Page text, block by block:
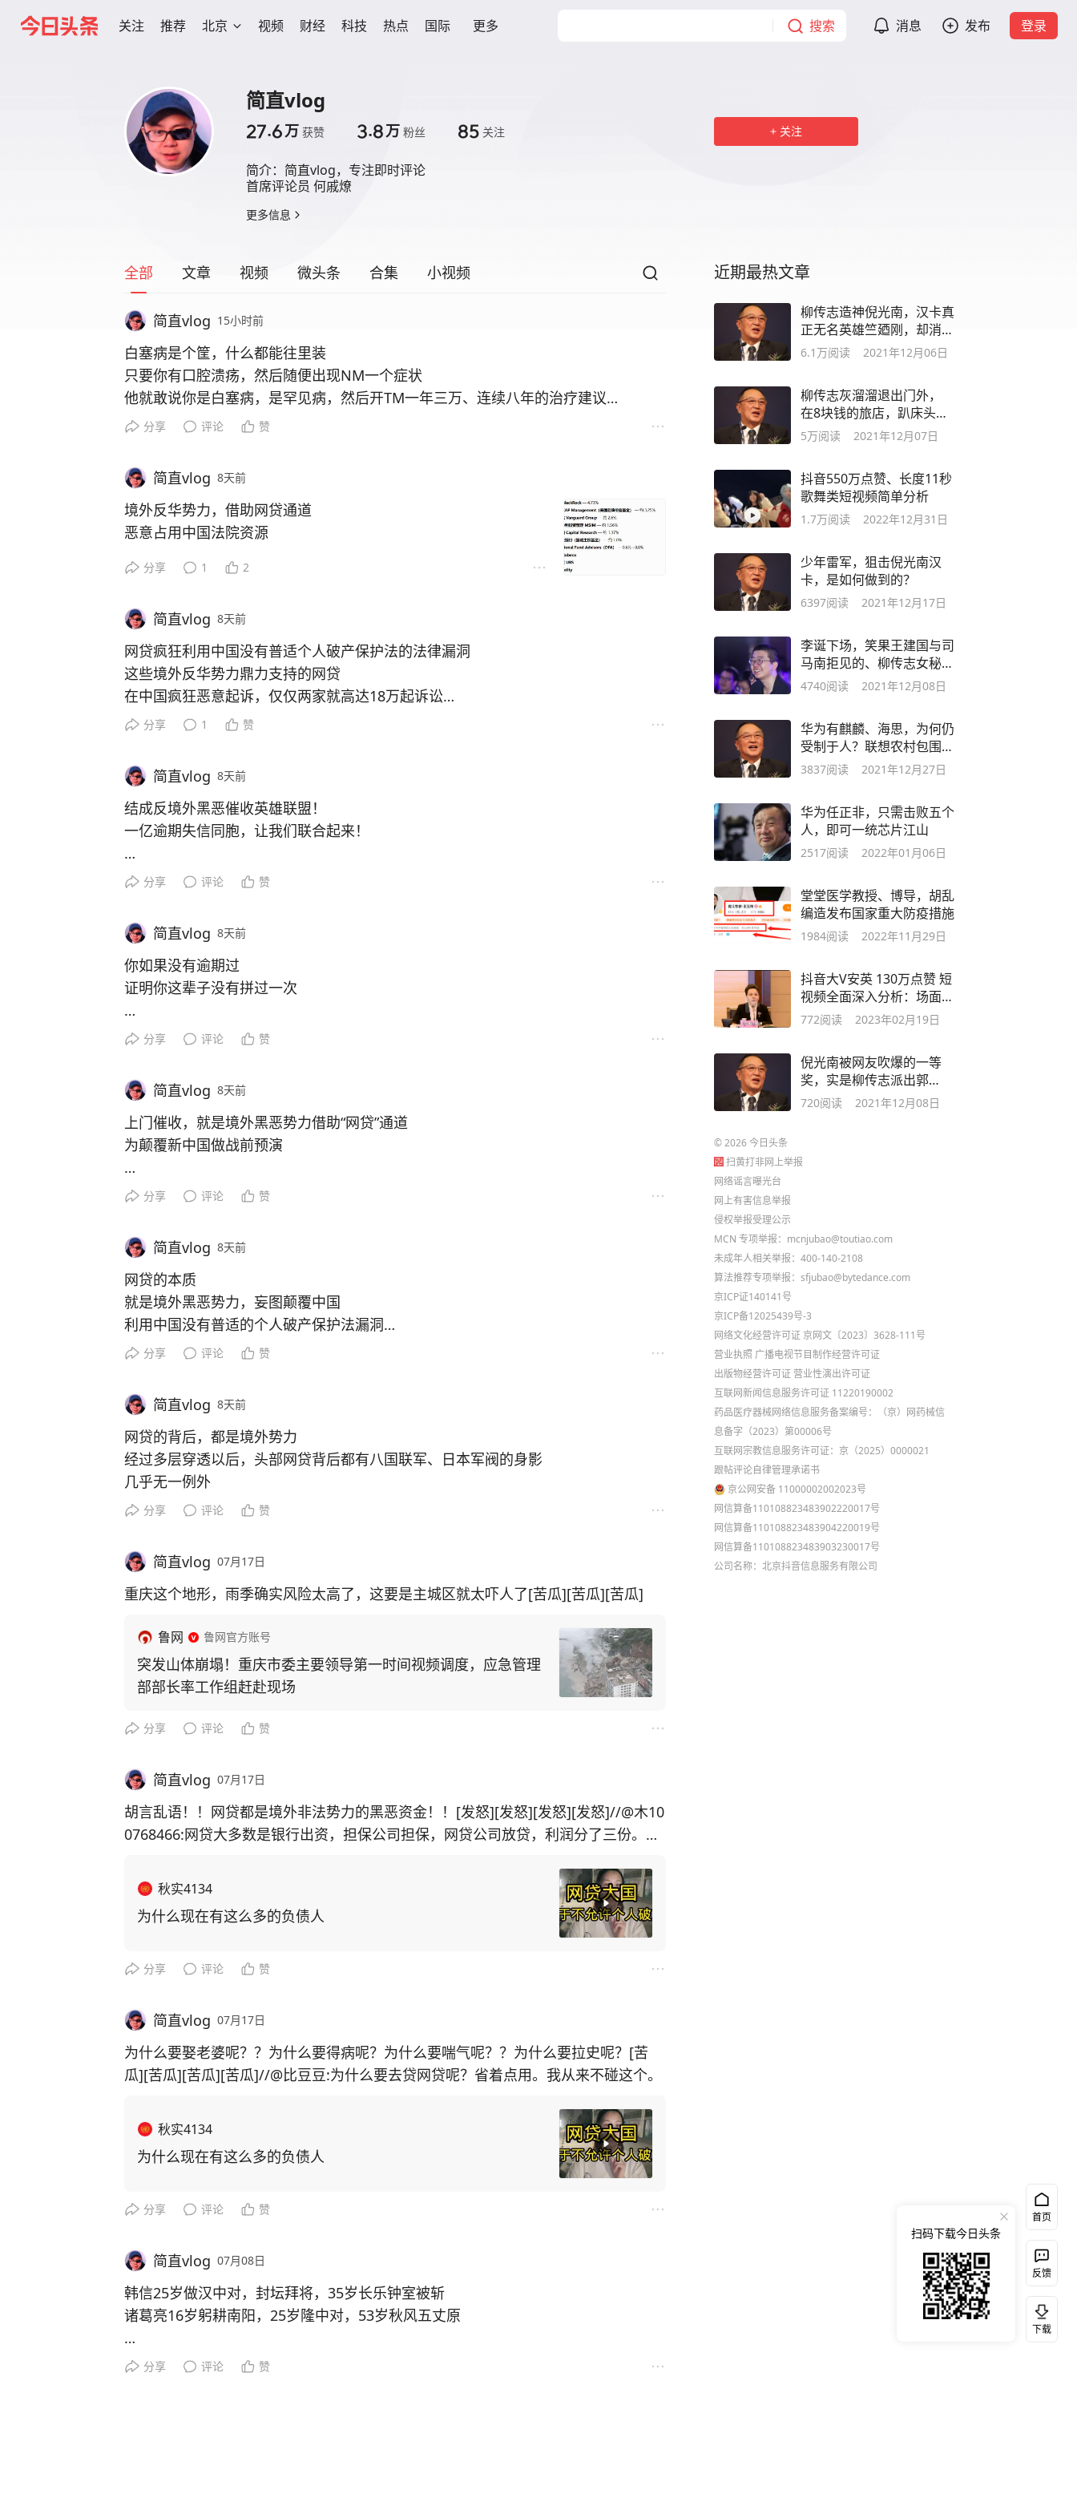
关注 推荐 北京 视频 财经 科技 热点 国际 更多 搜索 消息 发布 登录
简直vlog
27.6万 获赞 3.8万 粉丝 85 关注
简介： 简直vlog，专注即时评论
首席评论员 何戚燎
更多信息
关注
全部 文章 视频 微头条 合集 小视频
简直vlog 15小时前
白塞病是个筐，什么都能往里装
只要你有口腔溃疡，然后随便出现NM一个症状
他就敢说你是白塞病，是罕见病，然后开TM一年三万、连续八年的治疗建议
然后，这病怎么来的？连续八年打针掏钱能治愈吗？
这就不是她的事了，反正她只管说你这是白塞病，然后开24万治疗方子
分享 评论 赞
简直vlog 8天前
境外反华势力，借助网贷通道
恶意占用中国法院资源
例如最近爆出的仅仅两家消金，就起诉了18万起法院诉讼
大家看看网贷巨头背后的境外资本势力
境外黑恶资本，利用中国催收大军
大肆欺负中国孤儿寡母、鳏寡孤独！！
是可忍、孰不可忍！！
自媒体多起报道中国老百姓
网贷催收逼得自杀！
毛主席，毛爷爷，您看看您造就的新中国
分享 1 2
简直vlog 8天前
网贷疯狂利用中国没有普适个人破产保护法的法律漏洞
这些境外反华势力鼎力支持的网贷
在中国疯狂恶意起诉，仅仅两家就高达18万起诉讼
仅仅一家网贷，投诉就可以高达数十万条
网贷就是中国乱源，为中国法院工作增加了极其沉重的负担
网贷就是中国最大的不稳定因素
中国万亿维稳经费，在网贷搞起的祸乱面前，几乎就是杯水车薪
境外反华势力搞起的网贷不死
反观中国近500历史，所有改朝换代，全部源于高利贷
李自成是高利贷
洪秀全是高利贷
外蒙古是高利贷
小鬼子是高利贷！！！！
小鬼子侵华之前，已经利用高利贷，让中国千疮百孔，日军才能长驱直入！
分享 1 赞
简直vlog 8天前
结成反境外黑恶催收英雄联盟！
一亿逾期失信同胞，让我们联合起来！
全世界无产者，联合起来！
向罪恶的西方黑恶催收恶势力，吹响冲锋号！
分享 评论 赞
简直vlog 8天前
你如果没有逾期过
证明你这辈子没有拼过一次
你如果没有网贷失信
勇敢的去逾期、去失信、去限高
为自己的人生，佩戴一枚勇敢的勋章！
分享 评论 赞
简直vlog 8天前
上门催收，就是境外黑恶势力借助“网贷”通道
为颠覆新中国做战前预演
因为所有上门催收的网贷背后
分享 评论 赞
简直vlog 8天前
网贷的本质
就是境外黑恶势力，妄图颠覆中国
利用中国没有普适的个人破产保护法漏洞
妄图恶意放贷，恶意暴力催收
因为他们熟读中国400年历史
所有改朝换代，全部源于高利贷，无一例外
分享 评论 赞
简直vlog 8天前
网贷的背后，都是境外势力
经过多层穿透以后，头部网贷背后都有八国联军、日本军阀的身影
几乎无一例外
分享 评论 赞
简直vlog 07月17日
重庆这个地形，雨季确实风险太高了，这要是主城区就太吓人了[苦瓜][苦瓜][苦瓜]
鲁网 鲁网官方账号
突发山体崩塌！重庆市委主要领导第一时间视频调度，应急管理
部部长率工作组赶赴现场
分享 评论 赞
简直vlog 07月17日
胡言乱语！！网贷都是境外非法势力的黑恶资金！！[发怒][发怒][发怒][发怒]//@木10
0768466:网贷大多数是银行出资，担保公司担保，网贷公司放贷，利润分了三份。银
秋实4134
为什么现在有这么多的负债人
分享 评论 赞
简直vlog 07月17日
为什么要娶老婆呢？？为什么要得病呢？为什么要喘气呢？？为什么要拉史呢？[苦
瓜][苦瓜][苦瓜][苦瓜]//@比豆豆:为什么要去贷网贷呢？省着点用。我从来不碰这个。
秋实4134
为什么现在有这么多的负债人
分享 评论 赞
简直vlog 07月08日
韩信25岁做汉中对，封坛拜将，35岁长乐钟室被斩
诸葛亮16岁躬耕南阳，25岁隆中对，53岁秋风五丈原
韩信兵仙，诸葛亮布衣神相，两人都是25岁做天下对
分享 评论 赞
近期最热文章
柳传志造神倪光南，汉卡真
正无名英雄竺廼刚，却消失
在历史烟雾里
6.1万阅读 2021年12月06日
柳传志灰溜溜退出门外，
在8块钱的旅店，趴床头写
信，痛哭流涕
5万阅读 2021年12月07日
抖音550万点赞、长度11秒
歌舞类短视频简单分析
1.7万阅读 2022年12月31日
少年雷军，狙击倪光南汉
卡，是如何做到的？
6397阅读 2021年12月17日
李诞下场，笑果王建国与司
马南拒见的、柳传志女秘书
乔健玩谐音梗
4740阅读 2021年12月08日
华为有麒麟、海思，为何仍
受制于人？联想农村包围城
市，能行吗？
3837阅读 2021年12月27日
华为任正非，只需击败五个
人，即可一统芯片江山
2517阅读 2022年01月06日
堂堂医学教授、博导，胡乱
编造发布国家重大防疫措施
1984阅读 2022年11月29日
抖音大V安英 130万点赞 短
视频全面深入分析：场面
+摄制+反差
772阅读 2023年02月19日
倪光南被网友吹爆的一等
奖，实是柳传志派出郭
为，硬生生捞回来的
720阅读 2021年12月08日
©2026今日头条
扫黄打非网上举报
网络谣言曝光台
网上有害信息举报
侵权举报受理公示
MCN 专项举报：mcnjubao@toutiao.com
未成年人相关举报：400-140-2108
算法推荐专项举报：sfjubao@bytedance.com
京ICP证140141号
京ICP备12025439号-3
网络文化经营许可证 京网文〔2023〕3628-111号
营业执照 广播电视节目制作经营许可证
出版物经营许可证 营业性演出许可证
互联网新闻信息服务许可证 11220190002
药品医疗器械网络信息服务备案编号：（京）网药械信
息备字（2023）第00006号
互联网宗教信息服务许可证：京（2025）0000021
跟帖评论自律管理承诺书
京公网安备 11000002002023号
网信算备110108823483902220017号
网信算备110108823483904220019号
网信算备110108823483903230017号
公司名称：北京抖音信息服务有限公司
首页
反馈
下载
扫码下载今日头条